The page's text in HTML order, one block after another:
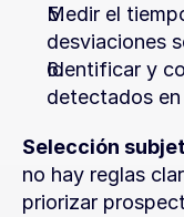
Medir el
desviaciones
Identificar y
detectados
Selección
no hay reglas
priorizar